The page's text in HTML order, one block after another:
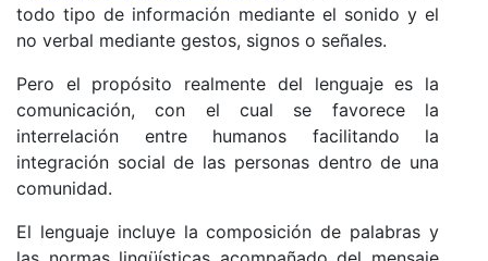
todo tipo de información mediante el sonido y el
no verbal mediante gestos, signos o señales.
Pero el propósito realmente del lenguaje es la
comunicación, con el cual se favorece la
interrelación entre humanos facilitando la
integración social de las personas dentro de una
comunidad.
El lenguaje incluye la composición de palabras y